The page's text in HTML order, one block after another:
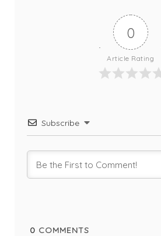
0
Article Rating
Subscribe
0 COMMENTS